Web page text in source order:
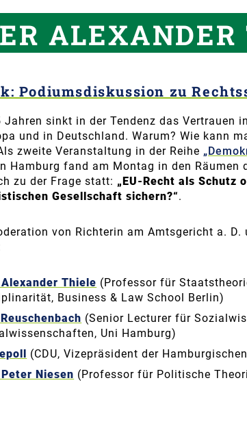
ALEXANDER
Podiumsdiskussion zu
Jahren sinkt in der Tendenz das Vertrauen
und in Deutschland. Warum? Wie kann
zweite Veranstaltung in der Reihe
Hamburg fand am Montag in den
zu der Frage statt: „EU-Recht als Schutz
Gesellschaft sichern?“.
von Richterin am Amtsgericht a.
Thiele (Professor für
Business & Law School Berlin)
(Senior Lecturer für
Uni Hamburg)
(CDU, Vizepräsident der
Niesen (Professor für Politische